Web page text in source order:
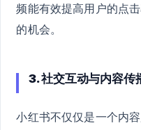
频能有效提高用户的点
的机会。
3. 社交互动与内容传
小红书不仅仅是一个内